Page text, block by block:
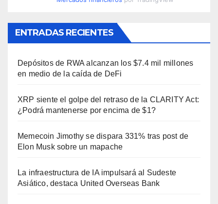
ENTRADAS RECIENTES
Depósitos de RWA alcanzan los $7.4 mil millones
en medio de la caída de DeFi
XRP siente el golpe del retraso de la CLARITY Act:
¿Podrá mantenerse por encima de $1?
Memecoin Jimothy se dispara 331% tras post de
Elon Musk sobre un mapache
La infraestructura de IA impulsará al Sudeste
Asiático, destaca United Overseas Bank